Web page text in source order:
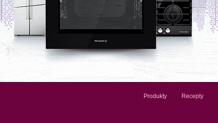
Produkty Recepty